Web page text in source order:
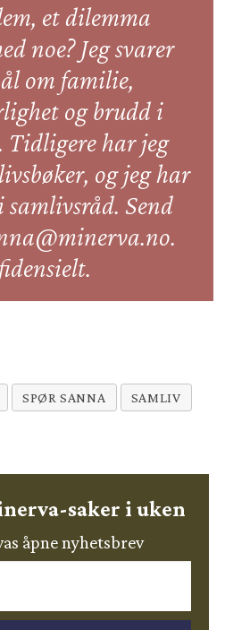
et dilemma
noe? Jeg svarer
om familie,
og brudd i
har jeg
og jeg har
Send
SPØR SANNA SAMLIV
saker i uken
åpne nyhetsbrev